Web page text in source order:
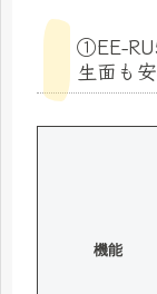
①EE-
生面も
機能